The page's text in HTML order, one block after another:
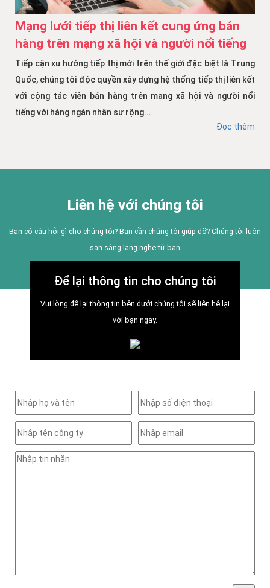
Mạng lưới tiếp thị liên kết cung ứng bán
hàng trên mạng xã hội và người nổi tiếng
Tiếp cận xu hướng tiếp thị mới trên thế giới đặc biệt là Trung
Quốc, chúng tôi độc quyền xây dựng hệ thống tiếp thị liên kết
với cộng tác viên bán hàng trên mạng xã hội và người nổi
tiếng với hàng ngàn nhân sự rộng...
Đọc thêm
Liên hệ với chúng tôi
Bạn có câu hỏi gì cho chúng tôi? Bạn cần chúng tôi giúp đỡ? Chúng tôi luôn
sẵn sàng lắng nghe từ bạn
Để lại thông tin cho chúng tôi
Vui lòng để lại thông tin bên dưới chúng tôi sẽ liên hệ lại
với bạn ngay.